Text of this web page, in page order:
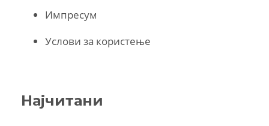
Импресум
Услови за користење
Најчитани